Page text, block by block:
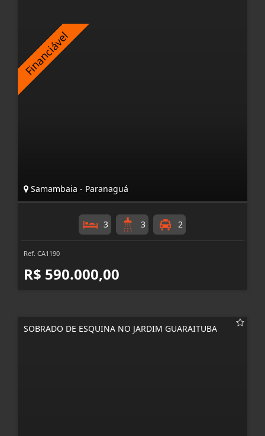
Samambaia - Paranaguá
3 3 2
Ref. CA1190
R$ 590.000,00
SOBRADO DE ESQUINA NO JARDIM GUARAITUBA